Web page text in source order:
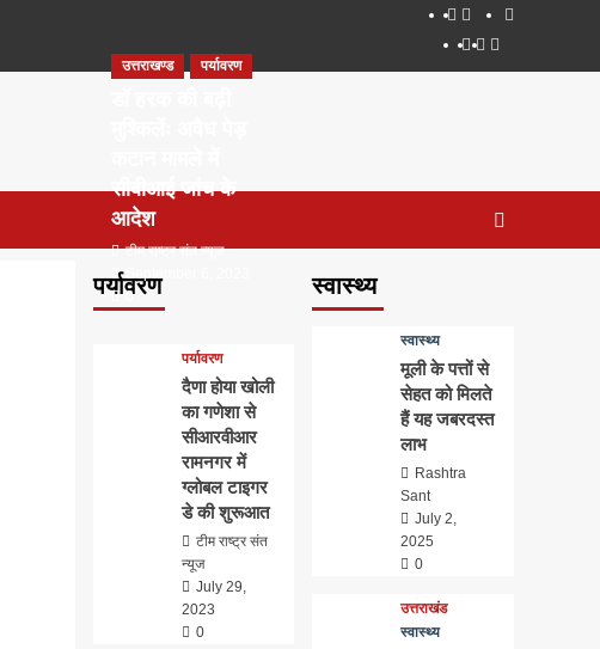
About
WEB
SERIES
Dehradun
Smart
Life
in
Places
to
सम्पर्क
पर्यावरण
उत्तराखण्ड पर्यावरण
सीबीआई जांच के
आदेश
टीम राष्ट्र संत न्यूज
September 6, 2023
0
पर्यावरण
दैणा होया खोली
का गणेशा से
सीआरवीआर
रामनगर में
ग्लोबल टाइगर
डे की शुरूआत
टीम राष्ट्र संत
न्यूज
July 29,
2023
0
स्वास्थ्य
स्वास्थ्य
मूली के पत्तों से
सेहत को मिलते
हैं यह जबरदस्त
लाभ
Rashtra
Sant
July 2,
2025
0
उत्तराखंड
स्वास्थ्य